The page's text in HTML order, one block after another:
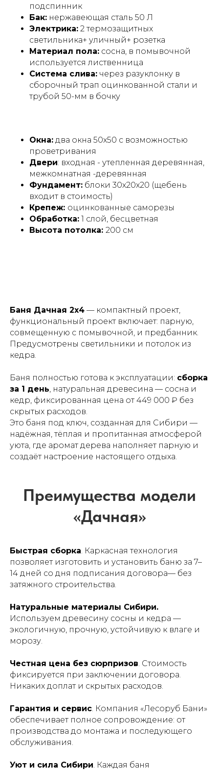
подспинник
Бак: нержавеющая сталь 50 Л
Электрика: 2 термозащитных
светильника+ уличный+ розетка
Материал пола: сосна, в помывочной
используется лиственница
Система слива: через разуклонку в
сборочный трап оцинкованной стали и
трубой 50-мм в бочку
Окна: два окна 50х50 с возможностью
проветривания
Двери: входная - утепленная деревянная,
межкомнатная -деревянная
Фундамент: блоки 30х20х20 (щебень
входит в стоимость)
Крепеж: оцинкованные саморезы
Обработка: 1 слой, бесцветная
Высота потолка: 200 см
Баня Дачная 2х4 — компактный проект,
функциональный проект включает: парную,
совмещенную с помывочной, и предбанник.
Предусмотрены светильники и потолок из
кедра.
Баня полностью готова к эксплуатации: сборка
за 1 день, натуральная древесина — сосна и
кедр, фиксированная цена от 449 000 ₽ без
скрытых расходов.
Это баня под ключ, созданная для Сибири —
надёжная, тёплая и пропитанная атмосферой
уюта, где аромат дерева наполняет парную и
создаёт настроение настоящего отдыха.
Быстрая сборка. Каркасная технология
позволяет изготовить и установить баню за 7–
14 дней со дня подписания договора— без
затяжного строительства.
Натуральные материалы Сибири.
Используем древесину сосны и кедра —
экологичную, прочную, устойчивую к влаге и
морозу.
Честная цена без сюрпризов. Стоимость
фиксируется при заключении договора.
Никаких доплат и скрытых расходов.
Гарантия и сервис. Компания «Лесоруб Бани»
обеспечивает полное сопровождение: от
производства до монтажа и последующего
обслуживания.
Уют и сила Сибири. Каждая баня
Размеры, планировки и
Почему выбирают
«Лесоруб Бани»
Как выбрать баню —
рекомендации